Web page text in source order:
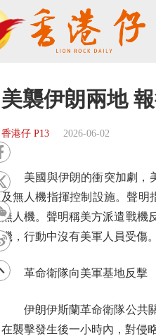
美襲伊朗兩地
香港仔 P13 2026-06-02
美國與伊朗的衝突加劇，美
及無人機指揮控制設施。聲明
無人機。聲明稱美方派遣戰機
機，行動中沒有美軍人員受傷。
革命衛隊向美軍基地反擊
伊朗伊斯蘭革命衛隊公共關
在襲擊發生後一小時內，對侵